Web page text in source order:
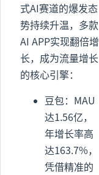
式AI赛道的爆发态
势持续升温，多款
AI APP实现翻倍增
长，成为流量增长
的核心引擎：
豆包：MAU
达1.56亿，
年增长率高
达163.7%，
凭借精准的